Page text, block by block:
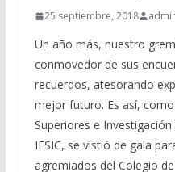
25 septiembre, 2018
Un año más, nuestro
conmovedor de sus
recuerdos, atesorando
mejor futuro. Es así,
Superiores e
IESIC, se vistió de gala
agremiados del Colegio